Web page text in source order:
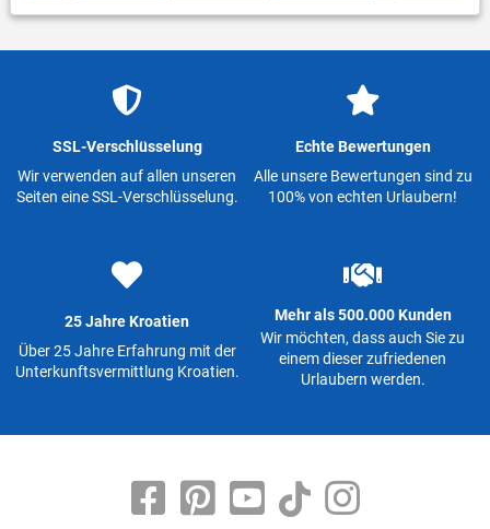
SSL-Verschlüsselung
Wir verwenden auf allen unseren
Seiten eine SSL-Verschlüsselung.
Echte Bewertungen
Alle unsere Bewertungen sind zu
100% von echten Urlaubern!
25 Jahre Kroatien
Über 25 Jahre Erfahrung mit der
Unterkunftsvermittlung Kroatien.
Mehr als 500.000 Kunden
Wir möchten, dass auch Sie zu
einem dieser zufriedenen
Urlaubern werden.